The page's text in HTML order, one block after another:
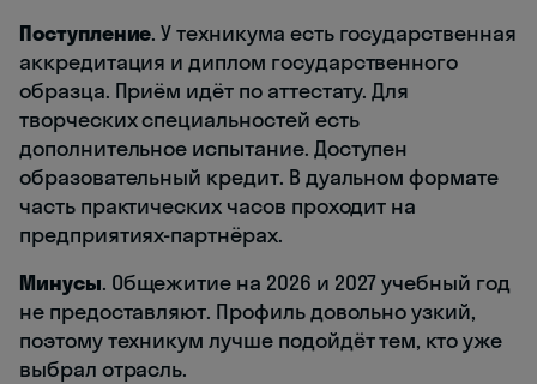
Поступление. У техникума есть государственная
аккредитация и диплом государственного
образца. Приём идёт по аттестату. Для
творческих специальностей есть
дополнительное испытание. Доступен
образовательный кредит. В дуальном формате
часть практических часов проходит на
предприятиях-партнёрах.
Минусы. Общежитие на 2026 и 2027 учебный год
не предоставляют. Профиль довольно узкий,
поэтому техникум лучше подойдёт тем, кто уже
выбрал отрасль.